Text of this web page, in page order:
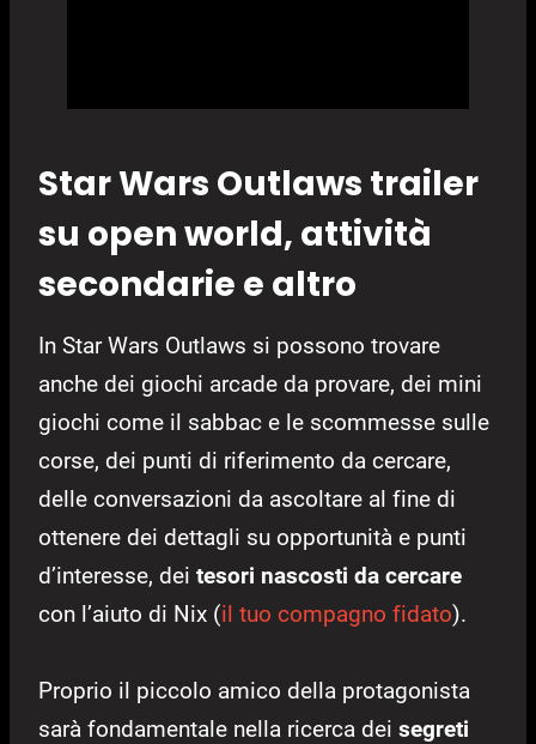
Star Wars Outlaws trailer
su open world, attività
secondarie e altro
In Star Wars Outlaws si possono trovare
anche dei giochi arcade da provare, dei mini
giochi come il sabbac e le scommesse sulle
corse, dei punti di riferimento da cercare,
delle conversazioni da ascoltare al fine di
ottenere dei dettagli su opportunità e punti
d’interesse, dei tesori nascosti da cercare
con l’aiuto di Nix (il tuo compagno fidato).
Proprio il piccolo amico della protagonista
sarà fondamentale nella ricerca dei segreti